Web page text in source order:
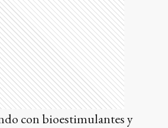
con bioestimulantes y